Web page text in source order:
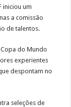
iniciou um
a comissão
de talentos.
do Mundo
experientes
despontam no
seleções de